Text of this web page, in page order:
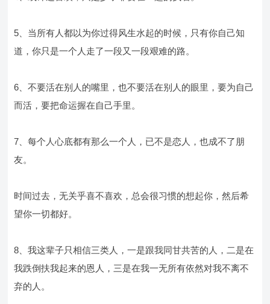
5、当所有人都以为你过得风生水起的时候，只有你自己知
道，你只是一个人走了一段又一段艰难的路。
6、不要活在别人的嘴里，也不要活在别人的眼里，要为自己
而活，要把命运握在自己手里。
7、每个人心底都有那么一个人，已不是恋人，也成不了朋
友。
时间过去，无关乎喜不喜欢，总会很习惯的想起你，然后希
望你一切都好。
8、我这辈子只相信三类人，一是跟我同甘共苦的人，二是在
我跌倒扶我起来的恩人，三是在我一无所有依然对我不离不
弃的人。